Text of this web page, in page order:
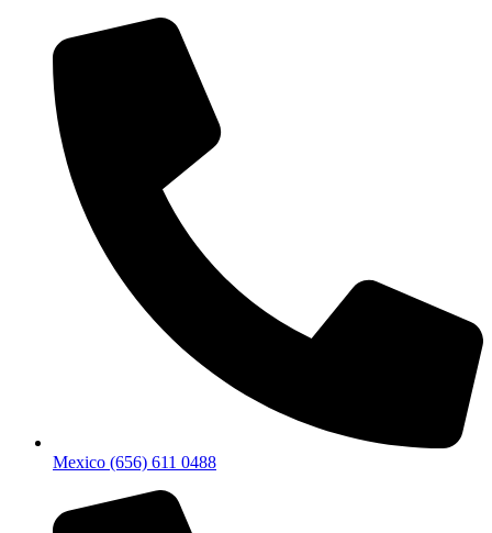
Mexico (656) 611 0488